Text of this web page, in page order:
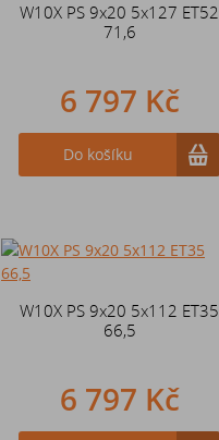
W10X PS 9x20 5x127 ET52
71,6
6 797 Kč
Do košíku
W10X PS 9x20 5x112 ET35
66,5
6 797 Kč